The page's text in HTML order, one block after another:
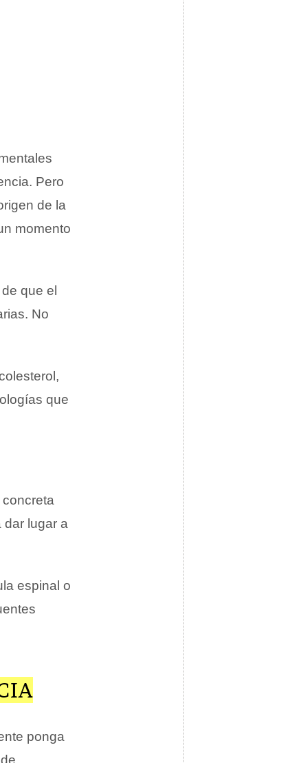
Pero
de la
momento
que el
No
que
lugar a
espinal o
ponga